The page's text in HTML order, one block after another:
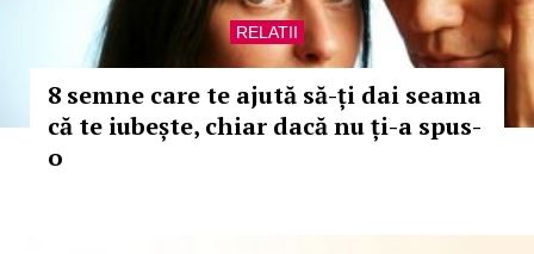
RELATII
8 semne care te ajută să-ți dai seama
că te iubește, chiar dacă nu ți-a spus-
o